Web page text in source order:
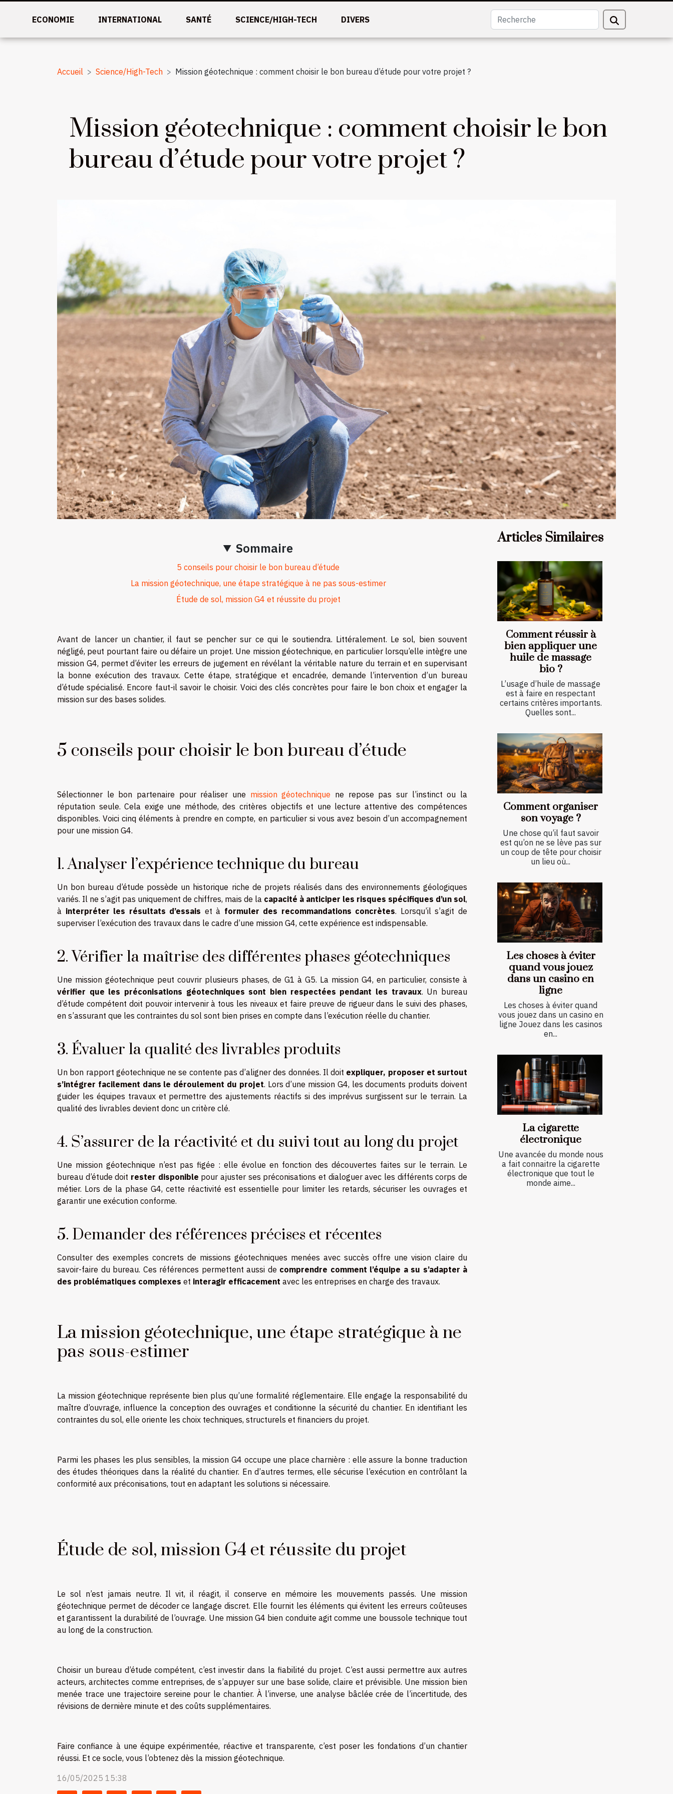
ECONOMIE INTERNATIONAL SANTÉ SCIENCE/HIGH-TECH DIVERS
Accueil Science/High-Tech Mission géotechnique : comment choisir le bon bureau d’étude pour votre projet ?
Mission géotechnique : comment choisir le bon
bureau d’étude pour votre projet ?
Sommaire
5 conseils pour choisir le bon bureau d’étude
La mission géotechnique, une étape stratégique à ne pas sous-estimer
Étude de sol, mission G4 et réussite du projet
Avant de lancer un chantier, il faut se pencher sur ce qui le soutiendra. Littéralement. Le sol, bien souvent
négligé, peut pourtant faire ou défaire un projet. Une mission géotechnique, en particulier lorsqu’elle intègre une
mission G4, permet d’éviter les erreurs de jugement en révélant la véritable nature du terrain et en supervisant
la bonne exécution des travaux. Cette étape, stratégique et encadrée, demande l’intervention d’un bureau
d’étude spécialisé. Encore faut-il savoir le choisir. Voici des clés concrètes pour faire le bon choix et engager la
mission sur des bases solides.
5 conseils pour choisir le bon bureau d’étude
Sélectionner le bon partenaire pour réaliser une mission géotechnique ne repose pas sur l’instinct ou la
réputation seule. Cela exige une méthode, des critères objectifs et une lecture attentive des compétences
disponibles. Voici cinq éléments à prendre en compte, en particulier si vous avez besoin d’un accompagnement
pour une mission G4.
1. Analyser l’expérience technique du bureau
Un bon bureau d’étude possède un historique riche de projets réalisés dans des environnements géologiques
variés. Il ne s’agit pas uniquement de chiffres, mais de la capacité à anticiper les risques spécifiques d’un sol,
à interpréter les résultats d’essais et à formuler des recommandations concrètes. Lorsqu’il s’agit de
superviser l’exécution des travaux dans le cadre d’une mission G4, cette expérience est indispensable.
2. Vérifier la maîtrise des différentes phases géotechniques
Une mission géotechnique peut couvrir plusieurs phases, de G1 à G5. La mission G4, en particulier, consiste à
vérifier que les préconisations géotechniques sont bien respectées pendant les travaux. Un bureau
d’étude compétent doit pouvoir intervenir à tous les niveaux et faire preuve de rigueur dans le suivi des phases,
en s’assurant que les contraintes du sol sont bien prises en compte dans l’exécution réelle du chantier.
3. Évaluer la qualité des livrables produits
Un bon rapport géotechnique ne se contente pas d’aligner des données. Il doit expliquer, proposer et surtout
s’intégrer facilement dans le déroulement du projet. Lors d’une mission G4, les documents produits doivent
guider les équipes travaux et permettre des ajustements réactifs si des imprévus surgissent sur le terrain. La
qualité des livrables devient donc un critère clé.
4. S’assurer de la réactivité et du suivi tout au long du projet
Une mission géotechnique n’est pas figée : elle évolue en fonction des découvertes faites sur le terrain. Le
bureau d’étude doit rester disponible pour ajuster ses préconisations et dialoguer avec les différents corps de
métier. Lors de la phase G4, cette réactivité est essentielle pour limiter les retards, sécuriser les ouvrages et
garantir une exécution conforme.
5. Demander des références précises et récentes
Consulter des exemples concrets de missions géotechniques menées avec succès offre une vision claire du
savoir-faire du bureau. Ces références permettent aussi de comprendre comment l’équipe a su s’adapter à
des problématiques complexes et interagir efficacement avec les entreprises en charge des travaux.
La mission géotechnique, une étape stratégique à ne
pas sous-estimer
La mission géotechnique représente bien plus qu’une formalité réglementaire. Elle engage la responsabilité du
maître d’ouvrage, influence la conception des ouvrages et conditionne la sécurité du chantier. En identifiant les
contraintes du sol, elle oriente les choix techniques, structurels et financiers du projet.
Parmi les phases les plus sensibles, la mission G4 occupe une place charnière : elle assure la bonne traduction
des études théoriques dans la réalité du chantier. En d’autres termes, elle sécurise l’exécution en contrôlant la
conformité aux préconisations, tout en adaptant les solutions si nécessaire.
Étude de sol, mission G4 et réussite du projet
Le sol n’est jamais neutre. Il vit, il réagit, il conserve en mémoire les mouvements passés. Une mission
géotechnique permet de décoder ce langage discret. Elle fournit les éléments qui évitent les erreurs coûteuses
et garantissent la durabilité de l’ouvrage. Une mission G4 bien conduite agit comme une boussole technique tout
au long de la construction.
Choisir un bureau d’étude compétent, c’est investir dans la fiabilité du projet. C’est aussi permettre aux autres
acteurs, architectes comme entreprises, de s’appuyer sur une base solide, claire et prévisible. Une mission bien
menée trace une trajectoire sereine pour le chantier. À l’inverse, une analyse bâclée crée de l’incertitude, des
révisions de dernière minute et des coûts supplémentaires.
Faire confiance à une équipe expérimentée, réactive et transparente, c’est poser les fondations d’un chantier
réussi. Et ce socle, vous l’obtenez dès la mission géotechnique.
16/05/2025 15:38
Articles Similaires
Comment réussir à
bien appliquer une
huile de massage
bio ?
L’usage d’huile de massage
est à faire en respectant
certains critères importants.
Quelles sont...
Comment organiser
son voyage ?
Une chose qu’il faut savoir
est qu’on ne se lève pas sur
un coup de tête pour choisir
un lieu où...
Les choses à éviter
quand vous jouez
dans un casino en
ligne
Les choses à éviter quand
vous jouez dans un casino en
ligne Jouez dans les casinos
en...
La cigarette
électronique
Une avancée du monde nous
a fait connaitre la cigarette
électronique que tout le
monde aime...